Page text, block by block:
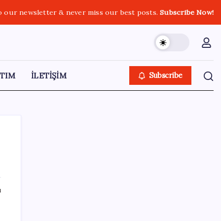
our newsletter & never miss our best posts.Subscribe Now!
İLETİŞİM Subscribe